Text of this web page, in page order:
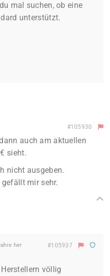
mal suchen, ob eine
unterstützt.
#105930
auch am aktuellen
sieht.
nicht ausgeben.
mir sehr.
her #105937
völlig